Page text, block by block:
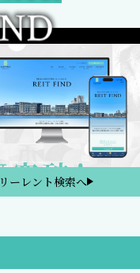
ーレント検索へ